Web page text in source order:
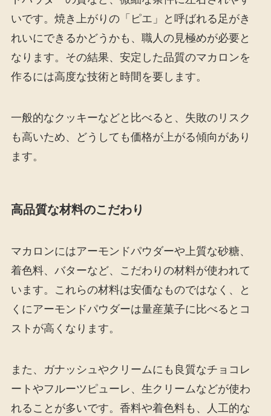
いです。焼き上がりの「ピエ」と呼ばれる足がき
れいにできるかどうかも、職人の見極めが必要と
なります。その結果、安定した品質のマカロンを
作るには高度な技術と時間を要します。
一般的なクッキーなどと比べると、失敗のリスク
も高いため、どうしても価格が上がる傾向があり
ます。
高品質な材料のこだわり
マカロンにはアーモンドパウダーや上質な砂糖、
着色料、バターなど、こだわりの材料が使われて
います。これらの材料は安価なものではなく、と
くにアーモンドパウダーは量産菓子に比べるとコ
ストが高くなります。
また、ガナッシュやクリームにも良質なチョコレ
ートやフルーツピューレ、生クリームなどが使わ
れることが多いです。香料や着色料も、人工的な